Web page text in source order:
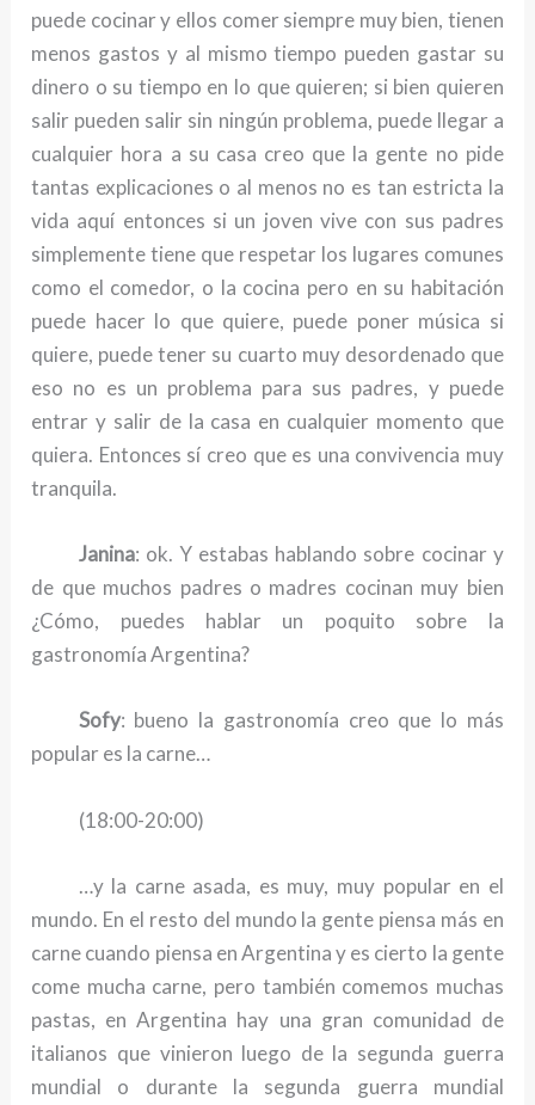
puede cocinar y ellos comer siempre muy bien, tienen
menos gastos y al mismo tiempo pueden gastar su
dinero o su tiempo en lo que quieren; si bien quieren
salir pueden salir sin ningún problema, puede llegar a
cualquier hora a su casa creo que la gente no pide
tantas explicaciones o al menos no es tan estricta la
vida aquí entonces si un joven vive con sus padres
simplemente tiene que respetar los lugares comunes
como el comedor, o la cocina pero en su habitación
puede hacer lo que quiere, puede poner música si
quiere, puede tener su cuarto muy desordenado que
eso no es un problema para sus padres, y puede
entrar y salir de la casa en cualquier momento que
quiera. Entonces sí creo que es una convivencia muy
tranquila.
Janina: ok. Y estabas hablando sobre cocinar y
de que muchos padres o madres cocinan muy bien
¿Cómo, puedes hablar un poquito sobre la
gastronomía Argentina?
Sofy: bueno la gastronomía creo que lo más
popular es la carne…
(18:00-20:00)
…y la carne asada, es muy, muy popular en el
mundo. En el resto del mundo la gente piensa más en
carne cuando piensa en Argentina y es cierto la gente
come mucha carne, pero también comemos muchas
pastas, en Argentina hay una gran comunidad de
italianos que vinieron luego de la segunda guerra
mundial o durante la segunda guerra mundial